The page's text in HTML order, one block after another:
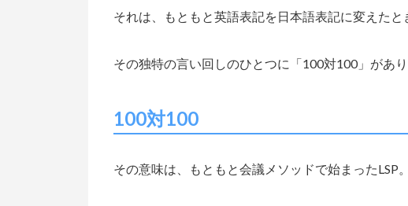
それは、もともと英語表記を日本語表記に変えたと
その独特の言い回しのひとつに「100対100」があり
100対100
その意味は、もともと会議メソッドで始まったLSP。